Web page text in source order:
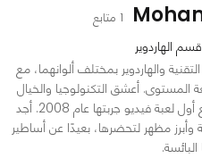
1 متابع
الهاردوير
عن 6 سنوات في التقنية والهاردوير بمختلف ألوانهما، مع
المستوى. أعشق التكنولوجيا والخيال
العلمي، بشعلة شغف بدأت شرارتها مع أول لعبة فيديو جربتها عام 2008. أجد
وأبرز مظهر لتحضرها، بعيدًا عن أساطير
البائسة.